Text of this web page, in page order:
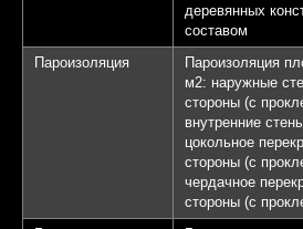
деревянных
составом
Пароизоляция
Пароизоляция
м2: наружные
стороны (с
внутренние
цокольное
стороны (с
чердачное
стороны (с